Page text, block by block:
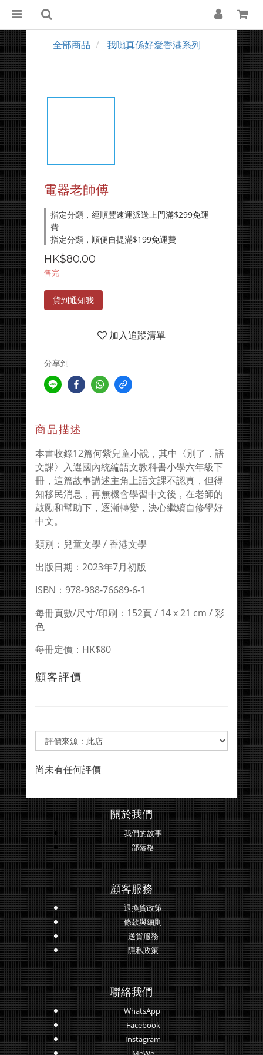
全部商品 我哋真係好愛香港系列
電器老師傅
指定分類，經順豐速運派送上門滿$299免運
費
指定分類，順便自提滿$199免運費
HK$80.00
售完
貨到通知我
加入追蹤清單
分享到
商品描述
本書收錄12篇何紫兒童小說，其中〈別了，語
文課〉入選國內統編語文教科書小學六年級下
冊，這篇故事講述主角上語文課不認真，但得
知移民消息，再無機會學習中文後，在老師的
鼓勵和幫助下，逐漸轉變，決心繼續自修學好
中文。
類別：兒童文學 / 香港文學
出版日期：2023年7月初版
ISBN：978-988-76689-6-1
每冊頁數/尺寸/印刷：152頁 / 14 x 21 cm / 彩
色
每冊定價：HK$80
顧客評價
尚未有任何評價
關於我們
我們的故事
部落格
顧客服務
退換貨政策
條款與細則
送貨服務
隱私政策
聯絡我們
WhatsApp
Facebook
Instagram